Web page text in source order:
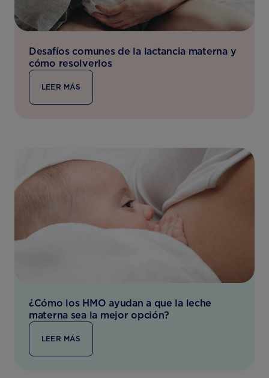
Desafíos comunes de la lactancia materna y
cómo resolverlos
LEER MÁS
¿Cómo los HMO ayudan a que la leche
materna sea la mejor opción?
LEER MÁS